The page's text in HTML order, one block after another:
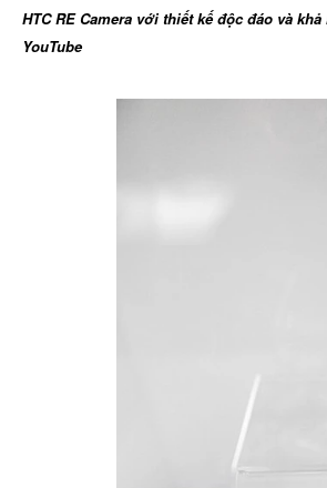
HTC RE Camera với thiết kế độc đáo và
YouTube